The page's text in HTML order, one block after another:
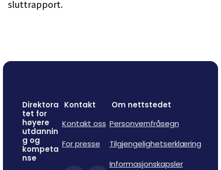
sluttrapport.
Direktora
tet for
høyere
utdannin
g og
kompeta
nse
Kontakt
Kontakt oss
For presse
Om nettstedet
Personvernfråsegn
Tilgjengelighetserklæring
Informasjonskapsler